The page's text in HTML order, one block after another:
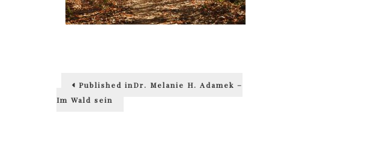
Beitragsnavigation
Published inDr. Melanie H. Adamek –
Im Wald sein